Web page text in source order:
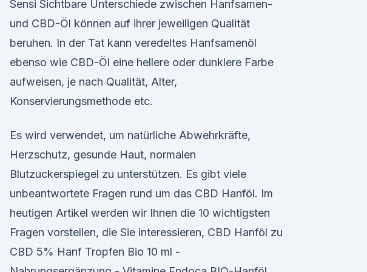
Sensi Sichtbare Unterschiede zwischen Hanfsamen-
und CBD-Öl können auf ihrer jeweiligen Qualität
beruhen. In der Tat kann veredeltes Hanfsamenöl
ebenso wie CBD-Öl eine hellere oder dunklere Farbe
aufweisen, je nach Qualität, Alter,
Konservierungsmethode etc.
Es wird verwendet, um natürliche Abwehrkräfte,
Herzschutz, gesunde Haut, normalen
Blutzuckerspiegel zu unterstützen. Es gibt viele
unbeantwortete Fragen rund um das CBD Hanföl. Im
heutigen Artikel werden wir Ihnen die 10 wichtigsten
Fragen vorstellen, die Sie interessieren, CBD Hanföl zu
CBD 5% Hanf Tropfen Bio 10 ml -